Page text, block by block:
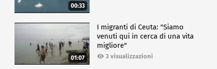
00:33
01:07
I migranti di Ceuta: "Siamo
venuti qui in cerca di una vita
migliore"
3 visualizzazioni